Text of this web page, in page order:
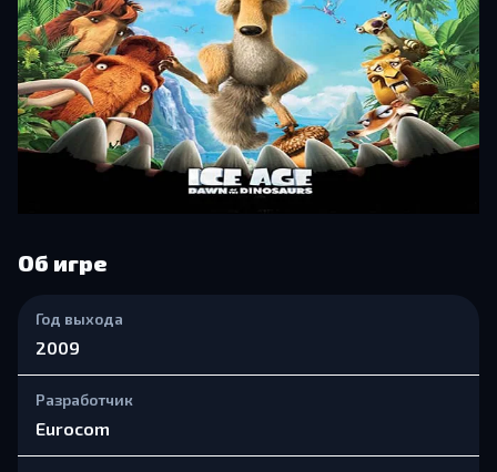
Об игре
Год выхода
2009
Разработчик
Eurocom